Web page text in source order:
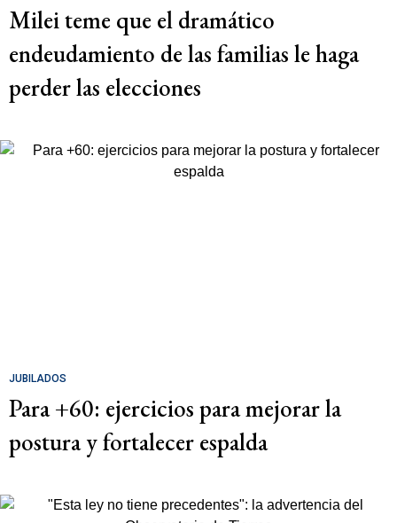
Milei teme que el dramático
endeudamiento de las familias le haga
perder las elecciones
JUBILADOS
Para +60: ejercicios para mejorar la
postura y fortalecer espalda